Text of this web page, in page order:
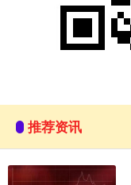
推荐资讯